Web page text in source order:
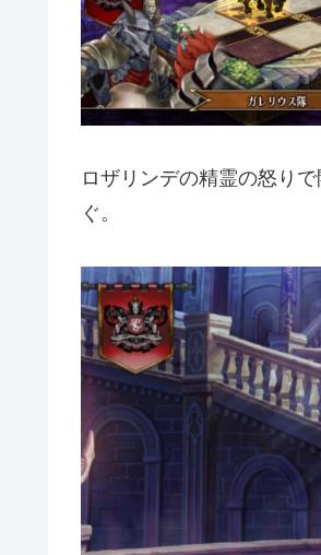
ロザリンデの精霊の怒り
ぐ。